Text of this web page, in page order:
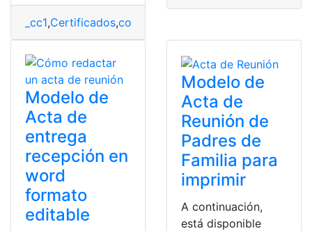
_cc1,Certificados,comerciales
Modelo de
Acta de
entrega
recepción en
word
formato
editable
Modelo de
Acta de
Reunión de
Padres de
Familia para
imprimir
A continuación,
está disponible